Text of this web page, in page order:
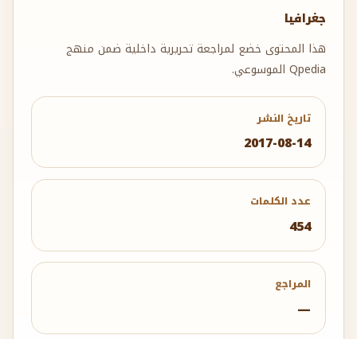
جغرافيا
هذا المحتوى خضع لمراجعة تحريرية داخلية ضمن منهج
Qpedia الموسوعي.
تاريخ النشر
2017-08-14
عدد الكلمات
454
المراجع
—